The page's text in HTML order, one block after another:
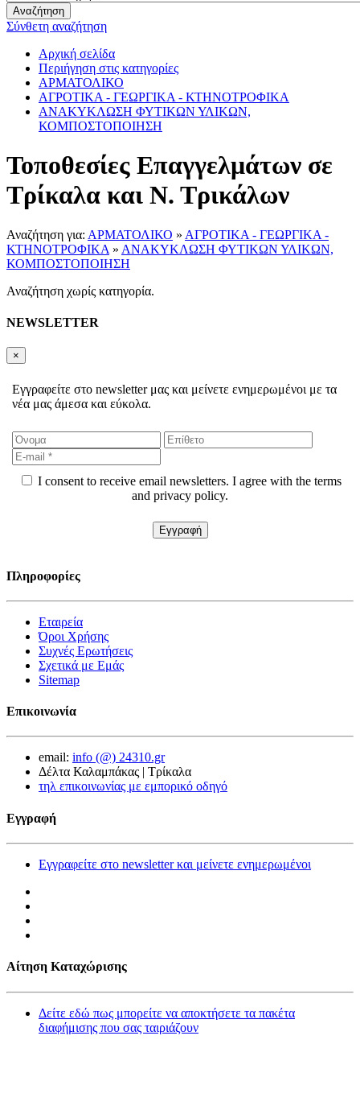
Αναζήτηση
Σύνθετη αναζήτηση
Αρχική σελίδα
Περιήγηση στις κατηγορίες
ΑΡΜΑΤΟΛΙΚΟ
ΑΓΡΟΤΙΚΑ - ΓΕΩΡΓΙΚΑ - ΚΤΗΝΟΤΡΟΦΙΚΑ
ΑΝΑΚΥΚΛΩΣΗ ΦΥΤΙΚΩΝ ΥΛΙΚΩΝ,
ΚΟΜΠΟΣΤΟΠΟΙΗΣΗ
Τοποθεσίες Επαγγελμάτων σε
Τρίκαλα και Ν. Τρικάλων
Αναζήτηση για: ΑΡΜΑΤΟΛΙΚΟ » ΑΓΡΟΤΙΚΑ - ΓΕΩΡΓΙΚΑ -
ΚΤΗΝΟΤΡΟΦΙΚΑ » ΑΝΑΚΥΚΛΩΣΗ ΦΥΤΙΚΩΝ ΥΛΙΚΩΝ,
ΚΟΜΠΟΣΤΟΠΟΙΗΣΗ
Αναζήτηση χωρίς κατηγορία.
NEWSLETTER
×
Εγγραφείτε στο newsletter μας και μείνετε ενημερωμένοι με τα
νέα μας άμεσα και εύκολα.
I consent to receive email newsletters. I agree with the terms
and privacy policy.
Πληροφορίες
Εταιρεία
Όροι Χρήσης
Συχνές Ερωτήσεις
Σχετικά με Εμάς
Sitemap
Επικοινωνία
email: info (@) 24310.gr
Δέλτα Καλαμπάκας | Τρίκαλα
τηλ επικοινωνίας με εμπορικό οδηγό
Εγγραφή
Εγγραφείτε στο newsletter και μείνετε ενημερωμένοι
Αίτηση Καταχώρισης
Δείτε εδώ πως μπορείτε να αποκτήσετε τα πακέτα
διαφήμισης που σας ταιριάζουν